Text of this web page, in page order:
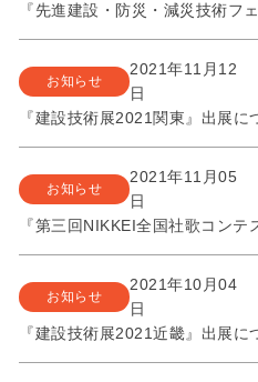
『先進建設・防災・減災技術フ
お知らせ
2021年11月12
日
『建設技術展2021関東』出展に
お知らせ
2021年11月05
日
『第三回NIKKEI全国社歌コンテ
お知らせ
2021年10月04
日
『建設技術展2021近畿』出展に